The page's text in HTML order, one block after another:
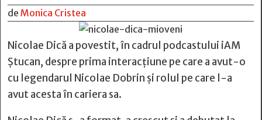
de Monica Cristea
Nicolae Dică a povestit, în cadrul podcastului iAM
Ștucan, despre prima interacțiune pe care a avut-o
cu legendarul Nicolae Dobrin și rolul pe care l-a
avut acesta în cariera sa.